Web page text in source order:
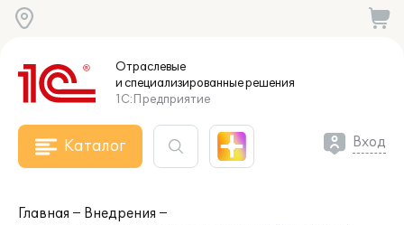
Отраслевые
и специализированныерешения
1С:Предприятие
Каталог Вход
Главная
Внедрения